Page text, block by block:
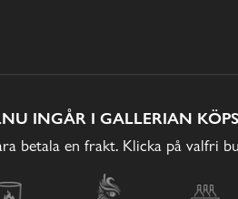
INGÅR I GALLERIAN
betala en frakt. Klicka på valfri